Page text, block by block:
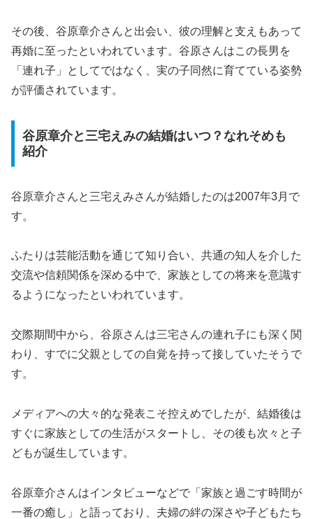
その後、谷原章介さんと出会い、彼の理解と支えもあって
再婚に至ったといわれています。谷原さんはこの長男を
「連れ子」としてではなく、実の子同然に育てている姿勢
が評価されています。
谷原章介と三宅えみの結婚はいつ？なれそめも
紹介
谷原章介さんと三宅えみさんが結婚したのは2007年3月で
す。
ふたりは芸能活動を通じて知り合い、共通の知人を介した
交流や信頼関係を深める中で、家族としての将来を意識す
るようになったといわれています。
交際期間中から、谷原さんは三宅さんの連れ子にも深く関
わり、すでに父親としての自覚を持って接していたそうで
す。
メディアへの大々的な発表こそ控えめでしたが、結婚後は
すぐに家族としての生活がスタートし、その後も次々と子
どもが誕生しています。
谷原章介さんはインタビューなどで「家族と過ごす時間が
一番の癒し」と語っており、夫婦の絆の深さや子どもたち